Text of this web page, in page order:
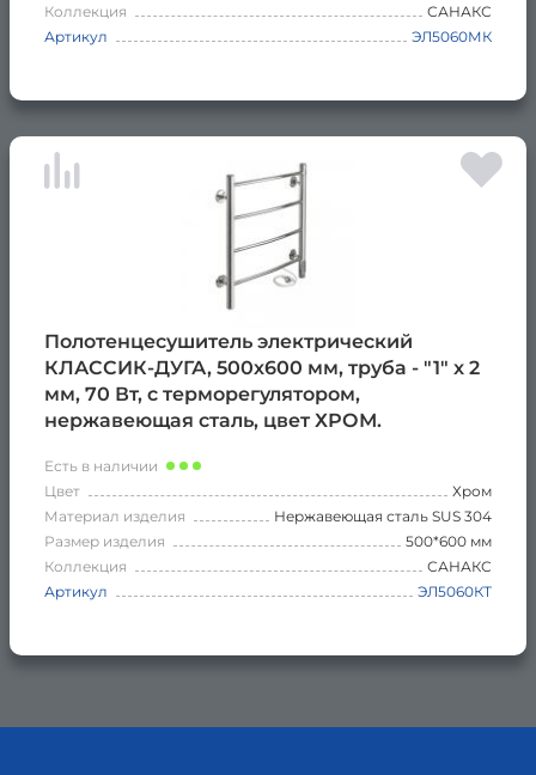
Коллекция
САНАКС
Артикул
ЭЛ5060МК
Полотенцесушитель электрический
КЛАССИК-ДУГА, 500х600 мм, труба - "1" x 2
мм, 70 Вт, с терморегулятором,
нержавеющая сталь, цвет ХРОМ.
Есть в наличии
Цвет
Хром
Материал изделия
Нержавеющая сталь SUS 304
Размер изделия
500*600 мм
Коллекция
САНАКС
Артикул
ЭЛ5060КТ